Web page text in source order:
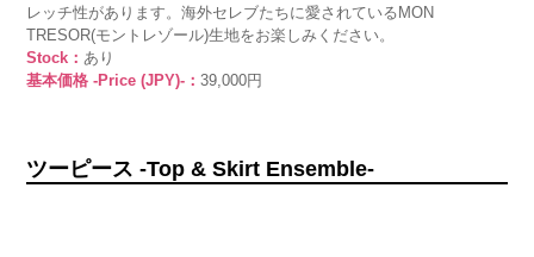
レッチ性があります。海外セレブたちに愛されているMON
TRESOR(モントレゾール)生地をお楽しみください。
Stock：あり
基本価格 -Price (JPY)-：39,000円
ツーピース -Top & Skirt Ensemble-